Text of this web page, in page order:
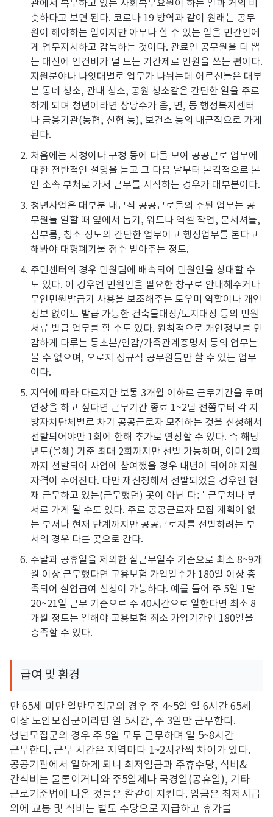
관에서 복무하고 있는 사회복무요원이 하는 일과 거의 비
슷하다고 보면 된다. 코로나 19 방역과 같이 원래는 공무
원이 해야하는 일이지만 아무나 할 수 있는 일을 민간인에
게 업무지시하고 감독하는 것이다. 관료인 공무원을 더 뽑
는 대신에 인건비가 덜 드는 기간제로 인원을 쓰는 편이다.
지원분야나 나잇대별로 업무가 나뉘는데 어르신들은 대부
분 동네 청소, 관내 청소, 공원 청소같은 간단한 일을 주로
하게 되며 청년이라면 상당수가 읍, 면, 동 행정복지센터
나 금융기관(농협, 신협 등), 보건소 등의 내근직으로 가게
된다.
처음에는 시청이나 구청 등에 다들 모여 공공근로 업무에
대한 전반적인 설명을 듣고 그 다음 날부터 본격적으로 본
인 소속 부처로 가서 근무를 시작하는 경우가 대부분이다.
청년사업은 대부분 내근직 공공근로들의 주된 업무는 공
무원들 일할 때 옆에서 돕기, 워드나 엑셀 작업, 문서셔틀,
심부름, 청소 정도의 간단한 업무이고 행정업무를 본다고
해봐야 대형폐기물 접수 받아주는 정도.
주민센터의 경우 민원팀에 배속되어 민원인을 상대할 수
도 있다. 이 경우엔 민원인을 필요한 창구로 안내해주거나
무인민원발급기 사용을 보조해주는 도우미 역할이나 개인
정보 없이도 발급 가능한 건축물대장/토지대장 등의 민원
서류 발급 업무를 할 수도 있다. 원칙적으로 개인정보를 민
감하게 다루는 등초본/인감/가족관계증명서 등의 업무는
볼 수 없으며, 오로지 정규직 공무원들만 할 수 있는 업무
이다.
지역에 따라 다르지만 보통 3개월 이하로 근무기간을 두며
연장을 하고 싶다면 근무기간 종료 1~2달 전쯤부터 각 지
방자치단체별로 차기 공공근로자 모집하는 것을 신청해서
선발되어야만 1회에 한해 추가로 연장할 수 있다. 즉 해당
년도(올해) 기준 최대 2회까지만 선발 가능하며, 이미 2회
까지 선발되어 사업에 참여했을 경우 내년이 되어야 지원
자격이 주어진다. 다만 재신청해서 선발되었을 경우엔 현
재 근무하고 있는(근무했던) 곳이 아닌 다른 근무처나 부
서로 가게 될 수도 있다. 주로 공공근로자 모집 계획이 없
는 부서나 현재 단계까지만 공공근로자를 선발하려는 부
서의 경우 다른 곳으로 간다.
주말과 공휴일을 제외한 실근무일수 기준으로 최소 8~9개
월 이상 근무했다면 고용보험 가입일수가 180일 이상 충
족되어 실업급여 신청이 가능하다. 예를 들어 주 5일 1달
20~21일 근무 기준으로 주 40시간으로 일한다면 최소 8
개월 정도는 일해야 고용보험 최소 가입기간인 180일을
충족할 수 있다.
급여 및 환경
만 65세 미만 일반모집군의 경우 주 4~5일 일 6시간 65세
이상 노인모집군이라면 일 5시간, 주 3일만 근무한다.
청년모집군의 경우 주 5일 모두 근무하며 일 5~8시간
근무한다. 근무 시간은 지역마다 1~2시간씩 차이가 있다.
공공기관에서 일하게 되니 최저임금과 주휴수당, 식비 &
간식비는 물론이거니와 주5일제나 국경일(공휴일), 기타
근로기준법에 나온 것들은 칼같이 지킨다. 임금은 최저시급
외에 교통 및 식비는 별도 수당으로 지급하고 휴가를